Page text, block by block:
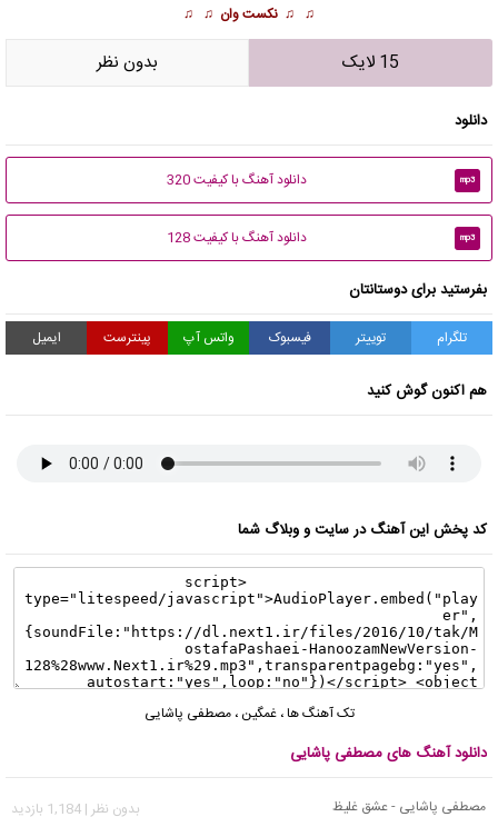
♫ ♫ نکست وان ♫ ♫
15 لایک بدون نظر
دانلود
mp3 دانلود آهنگ با کیفیت 320
mp3 دانلود آهنگ با کیفیت 128
بفرستید برای دوستانتان
تلگرام توییتر فیسبوک واتس آپ پینترست ایمیل
هم اکنون گوش کنید
کد پخش این آهنگ در سایت و وبلاگ شما
تک آهنگ ها،غمگین ،مصطفی پاشایی
دانلود آهنگ های مصطفی پاشایی
مصطفی پاشایی - عشق غلیظ بدون نظر | 1,184 بازدید